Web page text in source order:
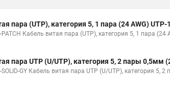
пара (UTP), категория 5, 1 пара (24 AWG) UTP-
PATCH Кабель витая пара (UTP), категория 5, 1 пара
пара UTP (U/UTP), категория 5, 2 пары 0,5мм
SOLID-GY Кабель витая пара UTP (U/UTP), категория